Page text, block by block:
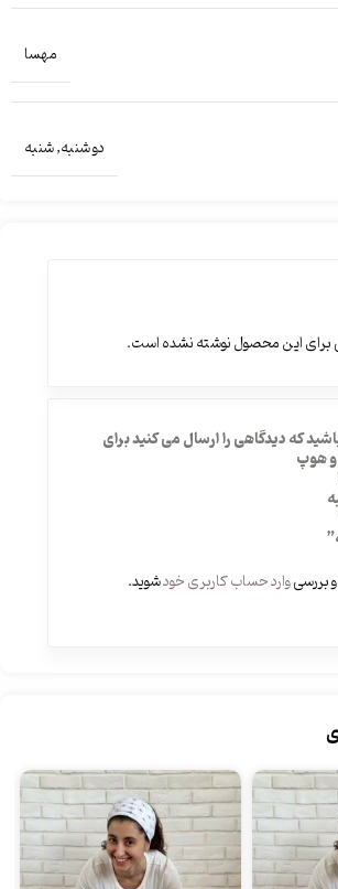
مهسا
دو شنبه,شنبه
برای این محصول نوشته نشده است.
که دیدگاهی را ارسال می کنید برای
هوپ
بررسیوارد حساب کاربری خودشوید.